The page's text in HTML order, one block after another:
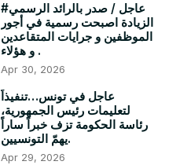
#عاجل / صدر بالرائد الرسمي
الزيادة اصبحت رسمية في أجور
الموظفين و جرايات المتقاعدين
و هؤلاء .
Apr 30, 2026
عاجل في تونس…تنفيذاً
لتعليمات رئيس الجمهورية،
رئاسة الحكومة تزف خبراً ساراً
يهمّ التونسيين.
Apr 29, 2026